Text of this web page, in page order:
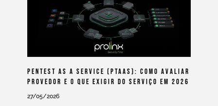
Pentest As A Service (PtaaS): Como Avaliar
Provedor E O Que Exigir Do Serviço Em 2026
27/05/2026